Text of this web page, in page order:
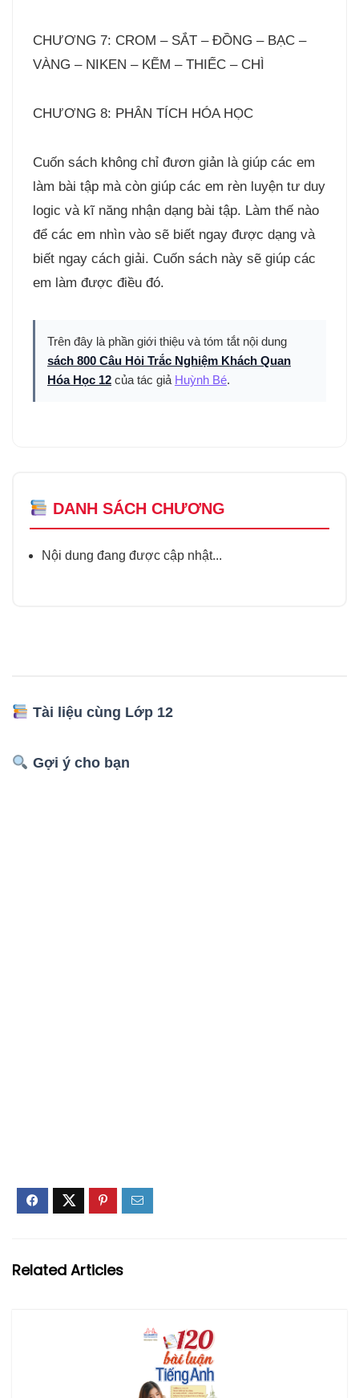
CHƯƠNG 7: CROM – SẮT – ĐỒNG – BẠC –
VÀNG – NIKEN – KẼM – THIẾC – CHÌ
CHƯƠNG 8: PHÂN TÍCH HÓA HỌC
Cuốn sách không chỉ đươn giản là giúp các em
làm bài tập mà còn giúp các em rèn luyện tư duy
logic và kĩ năng nhận dạng bài tập. Làm thế nào
để các em nhìn vào sẽ biết ngay được dạng và
biết ngay cách giải. Cuốn sách này sẽ giúp các
em làm được điều đó.
Trên đây là phần giới thiệu và tóm tắt nội dung
sách 800 Câu Hỏi Trắc Nghiệm Khách Quan
Hóa Học 12 của tác giả Huỳnh Bé.
DANH SÁCH CHƯƠNG
Nội dung đang được cập nhật...
Tài liệu cùng Lớp 12
Gợi ý cho bạn
Related Articles